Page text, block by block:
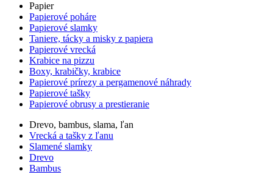
Papier
Papierové poháre
Papierové slamky
Taniere, tácky a misky z papiera
Papierové vrecká
Krabice na pizzu
Boxy, krabičky, krabice
Papierové prírezy a pergamenové náhrady
Papierové tašky
Papierové obrusy a prestieranie
Drevo, bambus, slama, ľan
Vrecká a tašky z ľanu
Slamené slamky
Drevo
Bambus